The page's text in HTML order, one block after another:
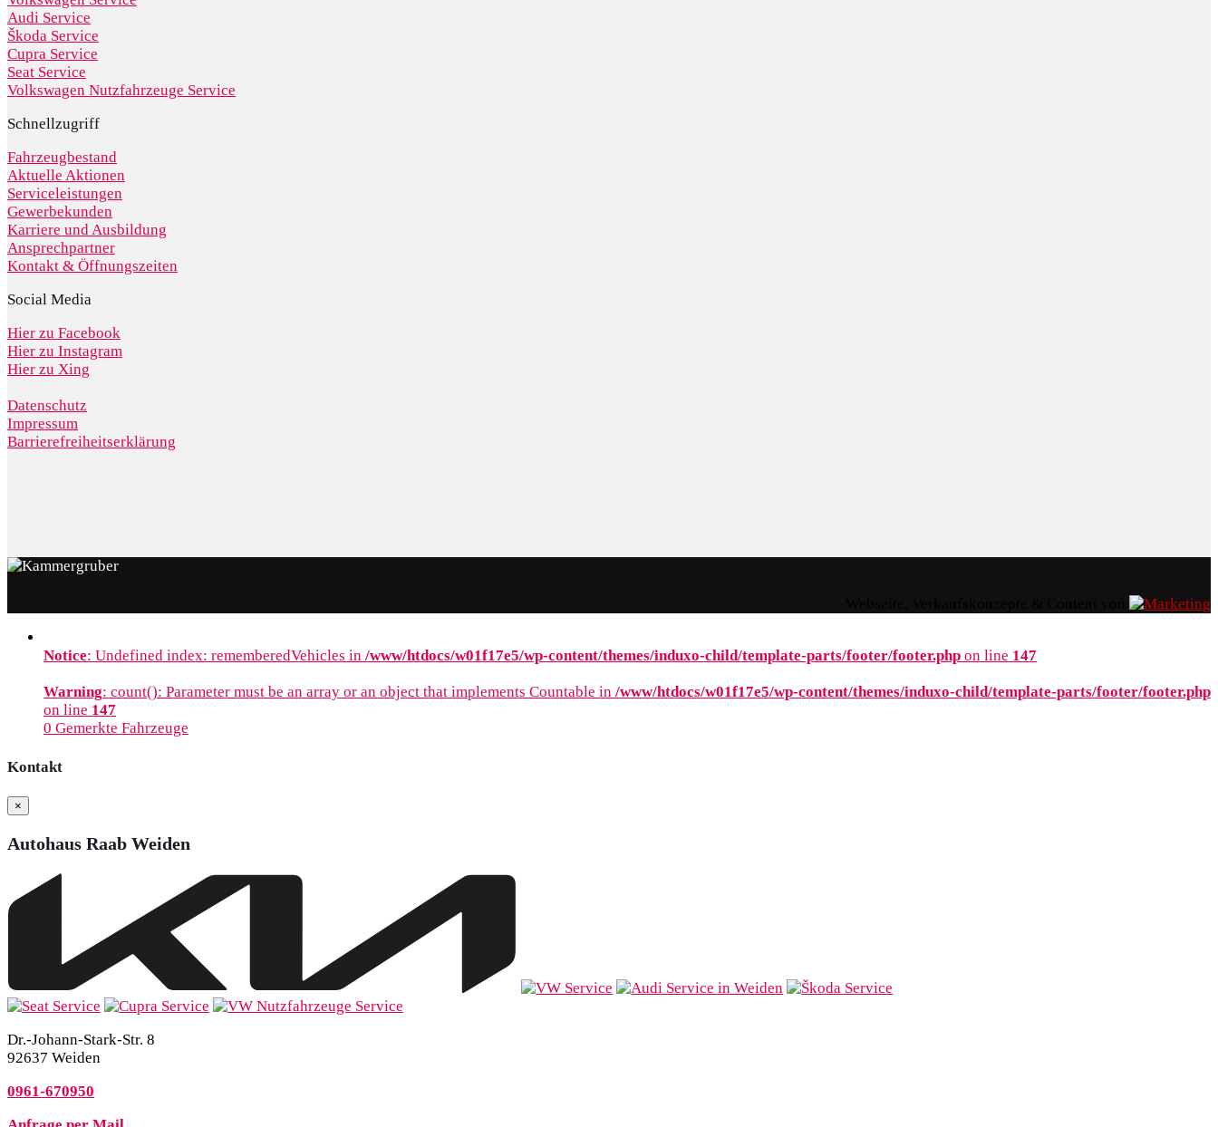
Audi Service
Škoda Service
Cupra Service
Seat Service
Volkswagen Nutzfahrzeuge Service
Schnellzugriff
Fahrzeugbestand
Aktuelle Aktionen
Serviceleistungen
Gewerbekunden
Karriere und Ausbildung
Ansprechpartner
Kontakt & Öffnungszeiten
Social Media
Hier zu Facebook
Hier zu Instagram
Hier zu Xing
Datenschutz
Impressum
Barrierefreiheitserklärung
Notice: Undefined index: rememberedVehicles in /www/htdocs/w01f17e5/wp-content/themes/induxo-child/template-parts/footer/footer.php on line 147
Warning: count(): Parameter must be an array or an object that implements Countable in /www/htdocs/w01f17e5/wp-content/themes/induxo-child/template-parts/footer/footer.php
on line 147
0 Gemerkte Fahrzeuge
Kontakt
×
Autohaus Raab Weiden
Dr.-Johann-Stark-Str. 8
92637 Weiden
0961-670950